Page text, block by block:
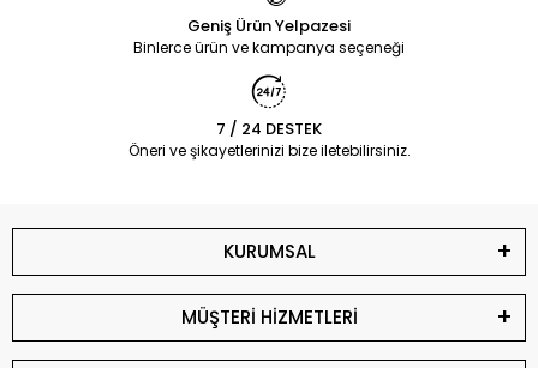
Geniş Ürün Yelpazesi
Binlerce ürün ve kampanya seçeneği
7 / 24 DESTEK
Öneri ve şikayetlerinizi bize iletebilirsiniz.
KURUMSAL
MÜŞTERİ HİZMETLERİ